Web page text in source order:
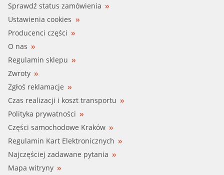
Sprawdź status zamówienia
Ustawienia cookies
Producenci części
O nas
Regulamin sklepu
Zwroty
Zgłoś reklamacje
Czas realizacji i koszt transportu
Polityka prywatności
Części samochodowe Kraków
Regulamin Kart Elektronicznych
Najczęściej zadawane pytania
Mapa witryny